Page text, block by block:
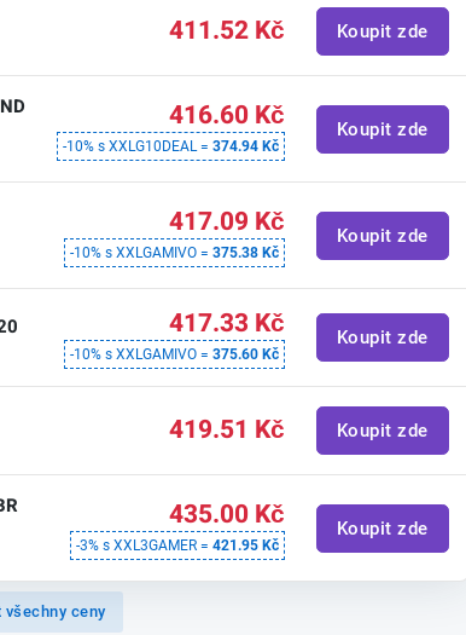
411.52 Kč Koupit zde
416.60 Kč
-10% s XXLG10DEAL = 374.94 Kč
Koupit zde
417.09 Kč
-10% s XXLGAMIVO = 375.38 Kč
Koupit zde
417.33 Kč
-10% s XXLGAMIVO = 375.60 Kč
Koupit zde
419.51 Kč Koupit zde
435.00 Kč
-3% s XXL3GAMER = 421.95 Kč
Koupit zde
ceny